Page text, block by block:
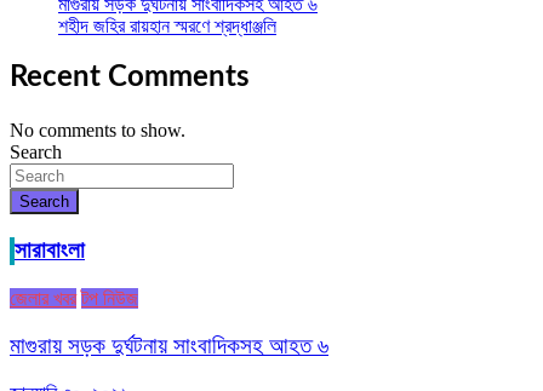
শহীদ জহির রায়হান স্মরণে শ্রদ্ধাঞ্জলি
Recent Comments
No comments to show.
Search
Search
সারাবাংলা
জেলার খবর টপ নিউজ
মাগুরায় সড়ক দুর্ঘটনায় সাংবাদিকসহ আহত ৬